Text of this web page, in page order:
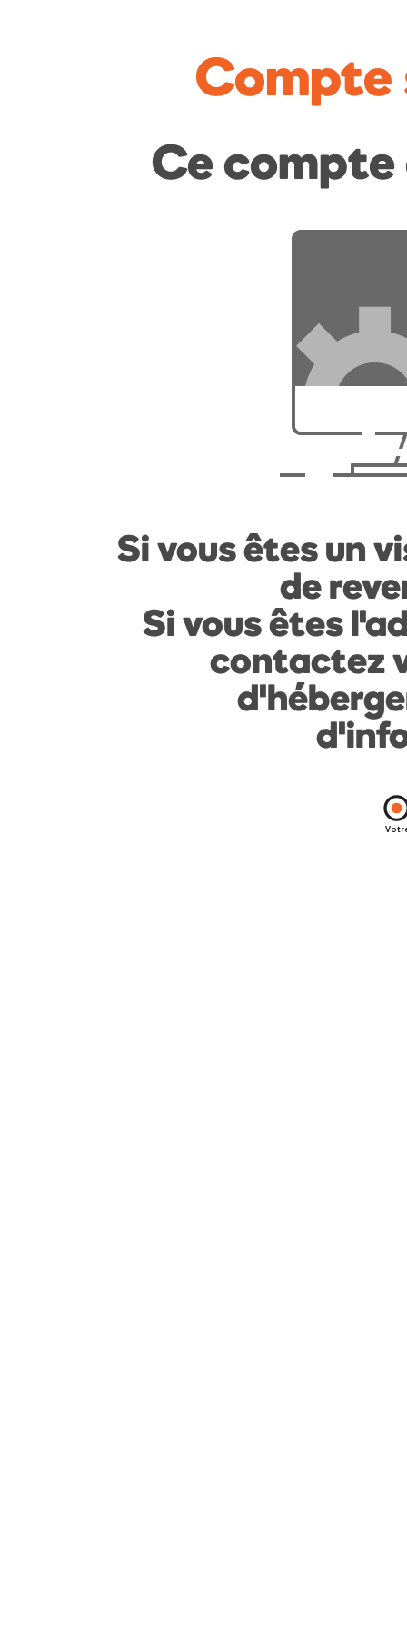
Compte
Ce
Si vous êtes un
de
Si vous êtes
contactez